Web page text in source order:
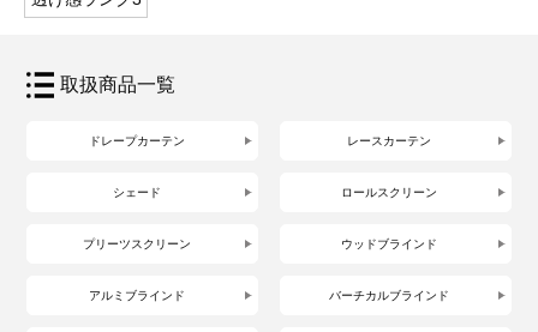
取扱商品一覧
ドレープカーテン レースカーテン
シェード ロールスクリーン
プリーツスクリーン ウッドブラインド
アルミブラインド バーチカルブラインド